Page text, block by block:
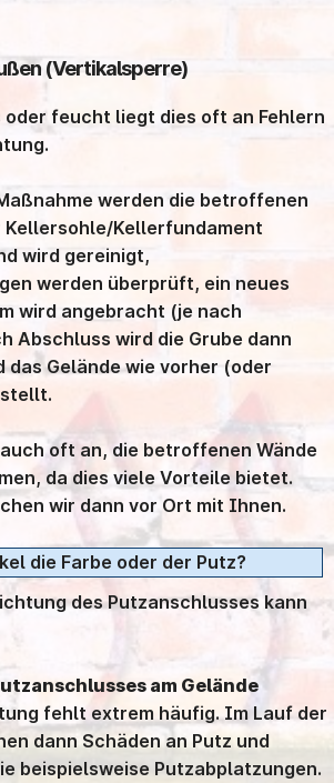
(Vertikalsperre)
feucht liegt dies oft an Fehlern
werden die betroffenen
Kellersohle/Kellerfundament
wird gereinigt,
werden überprüft, ein neues
wird angebracht (je nach
Abschluss wird die Grube dann
Gelände wie vorher (oder
oft an, die betroffenen Wände
da dies viele Vorteile bietet.
wir dann vor Ort mit Ihnen.
die Farbe oder der Putz?
des Putzanschlusses kann
am Gelände
fehlt extrem häufig. Im Lauf der
dann Schäden an Putz und
beispielsweise Putzabplatzungen.